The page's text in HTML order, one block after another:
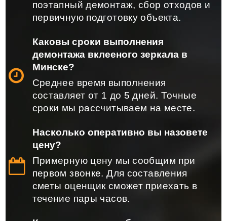
поэтапный демонтаж, сбор отходов и
первичную подготовку объекта.
Каковы сроки выполнения
демонтажа вклееного зеркала в
Минске?
Среднее время выполнения
составляет от 1 до 5 дней. Точные
сроки мы рассчитываем на месте.
Насколько оперативно вы назовете
цену?
Примерную цену мы сообщим при
первом звонке. Для составления
сметы оценщик сможет приехать в
течение пары часов.